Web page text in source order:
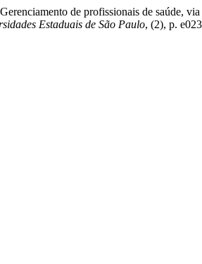
de profissionais de saúde,
Estaduais de São Paulo, (2), p.